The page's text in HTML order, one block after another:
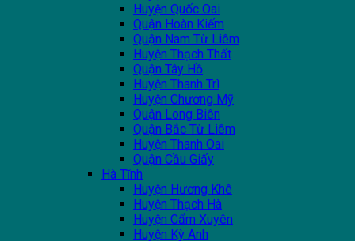
Huyện Quốc Oai
Quận Hoàn Kiếm
Quận Nam Từ Liêm
Huyện Thạch Thất
Quận Tây Hồ
Huyện Thanh Trì
Huyện Chương Mỹ
Quận Long Biên
Quận Bắc Từ Liêm
Huyện Thanh Oai
Quận Cầu Giấy
Hà Tĩnh
Huyện Hương Khê
Huyện Thạch Hà
Huyện Cẩm Xuyên
Huyện Kỳ Anh